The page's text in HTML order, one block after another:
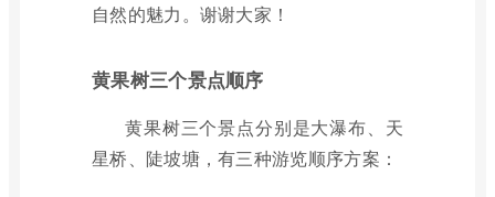
自然的魅力。谢谢大家！
黄果树三个景点顺序
黄果树三个景点分别是大瀑布、天
星桥、陡坡塘，有三种游览顺序方案：